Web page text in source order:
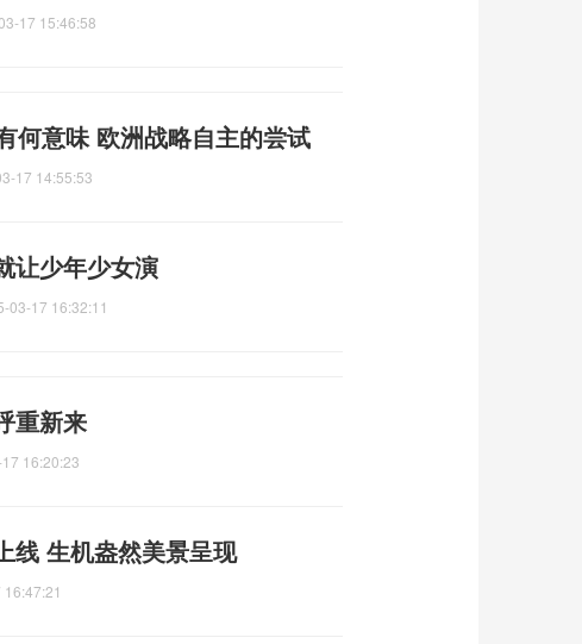
17 15:46:58
何意味 欧洲战略自主的尝试
17 14:55:53
让少年少女演
03-17 16:32:11
重新来
16:20:23
线 生机盎然美景呈现